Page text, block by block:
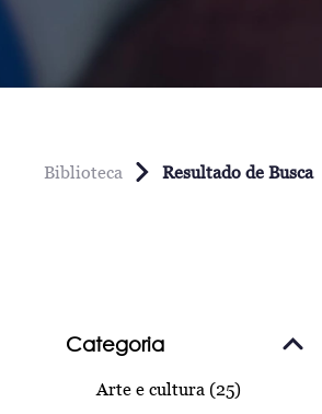
Biblioteca Resultado de Busca
Categoria
Arte e cultura (25)